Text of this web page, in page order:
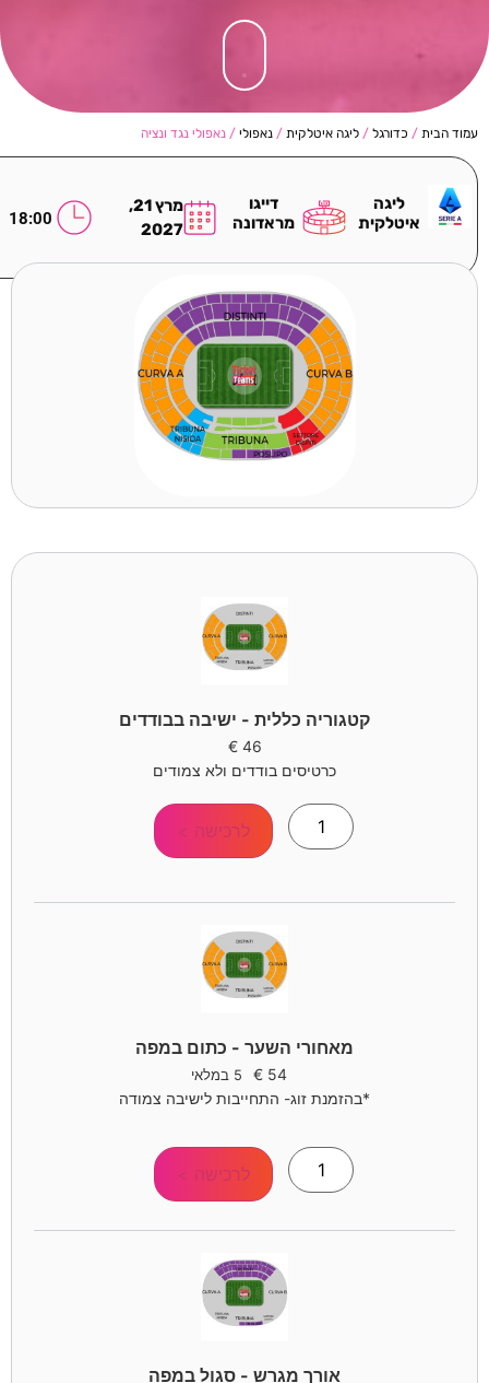
עמוד הבית / כדורגל / ליגה איטלקית / נאפולי / נאפולי נגד ונציה
ליגה
איטלקית
דייגו
מראדונה
מרץ 21,
2027
18:00
קטגוריה כללית - ישיבה בבודדים
46
€
כרטיסים בודדים ולא צמודים
לרכישה >
מאחורי השער - כתום במפה
54
€ 5 במלאי
*בהזמנת זוג- התחייבות לישיבה צמודה
לרכישה >
אורך מגרש - סגול במפה